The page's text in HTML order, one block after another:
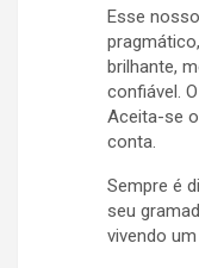
Esse
brilhante,
confiável.
Aceita-se
conta.
Sempre é
seu
vivendo